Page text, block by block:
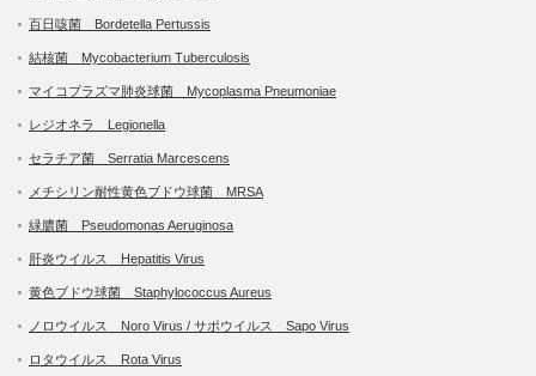
百日咳菌 Bordetella Pertussis
結核菌 Mycobacterium Tuberculosis
マイコプラズマ肺炎球菌 Mycoplasma Pneumoniae
レジオネラ Legionella
セラチア菌 Serratia Marcescens
メチシリン耐性黄色ブドウ球菌 MRSA
緑膿菌 Pseudomonas Aeruginosa
肝炎ウイルス Hepatitis Virus
黄色ブドウ球菌 Staphylococcus Aureus
ノロウイルス Noro Virus / サポウイルス Sapo Virus
ロタウイルス Rota Virus